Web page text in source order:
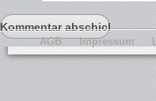
AGB Impressum